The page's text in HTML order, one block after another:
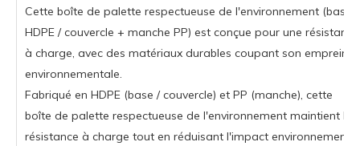
Cette boîte de palette respectueuse de l'environnement (base
HDPE / couvercle + manche PP) est conçue pour une résistance
à charge, avec des matériaux durables coupant son empreinte
environnementale.
Fabriqué en HDPE (base / couvercle) et PP (manche), cette
boîte de palette respectueuse de l'environnement maintient la
résistance à charge tout en réduisant l'impact environnemental